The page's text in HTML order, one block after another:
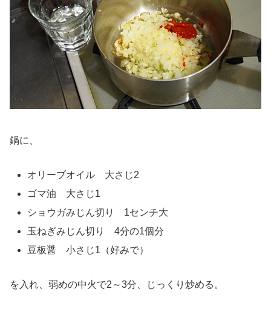
鍋に、
オリーブオイル 大さじ2
ゴマ油 大さじ1
ショウガみじん切り 1センチ大
玉ねぎみじん切り 4分の1個分
豆板醤 小さじ1（好みで）
を入れ、弱めの中火で2～3分、じっくり炒める。